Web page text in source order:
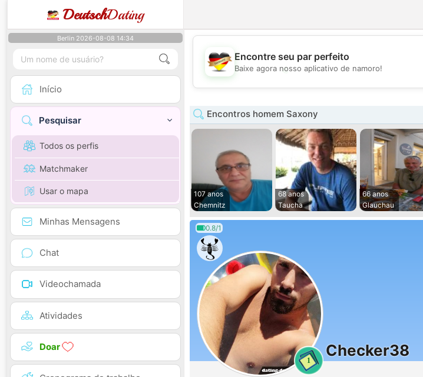
DeutschDating
Berlin 2026-08-08 14:34
Início
Pesquisar
Todos os perfis
Matchmaker
Usar o mapa
Minhas Mensagens
Chat
Videochamada
Atividades
Doar
Encontre seu par perfeito
Baixe agora nosso aplicativo de namoro!
Encontros homem Saxony
107 anos
Chemnitz
68 anos
Taucha
66 anos
Glauchau
0.8/1
1
Checker38